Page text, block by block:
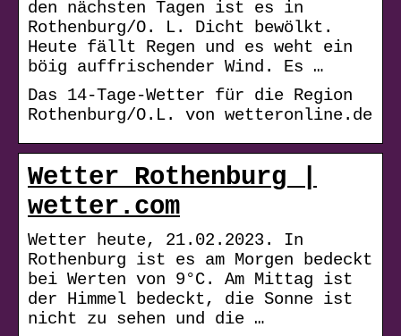
den nächsten Tagen ist es in
Rothenburg/O. L. Dicht bewölkt.
Heute fällt Regen und es weht ein
böig auffrischender Wind. Es …
Das 14-Tage-Wetter für die Region
Rothenburg/O.L. von wetteronline.de
Wetter Rothenburg |
wetter.com
Wetter heute, 21.02.2023. In
Rothenburg ist es am Morgen bedeckt
bei Werten von 9°C. Am Mittag ist
der Himmel bedeckt, die Sonne ist
nicht zu sehen und die …